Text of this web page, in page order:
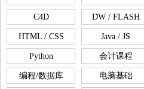
C4D DW / FLASH
HTML / CSS Java / JS
Python 会计课程
编程/数据库 电脑基础